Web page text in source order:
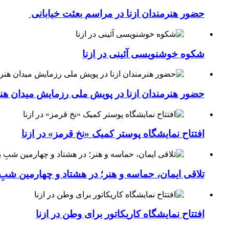
حضور هنرمندان ازنا در مراسم بعثت خیابانی
شکوه خوشنویسی آئینی در ازنا
حضور هنرمندان ازنا در پویش ملی رزمایش میدان
افتتاح نمایشگاه پوستر کمیک «نخ قرمز» در ازنا
تلاقی ایمان، حماسه و هنر؛ در هشتاد و چهارمین شبِ
افتتاح نمایشگاه کاریکاتور برای وطن در ازنا